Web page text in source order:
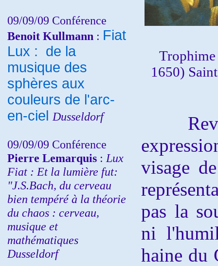
09/09/09 Conférence
Benoit Kullmann : Fiat
Lux : de la
musique des
sphères aux
couleurs de l'arc-
en-ciel Dusseldorf
09/09/09 Conférence
Pierre Lemarquis : Lux
Fiat : Et la lumière fut:
"J.S.Bach, du cerveau
bien tempéré à la théorie
du chaos : cerveau,
musique et
mathématiques
Dusseldorf
1650)
visage
pas la
ni
haine du